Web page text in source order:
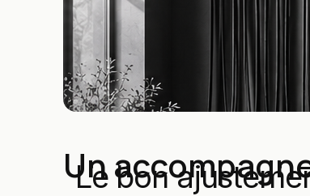
Un
Le bon